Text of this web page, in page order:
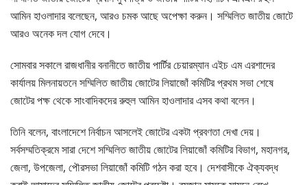
আমিন হাওলাদার বলেছেন, আরও চমক আছে অপেক্ষা করুন। সম্মিলিত জাতীয় জোটে
আরও অনেক দল যোগ দেবে।
সোমবার সকালে রাজধানীর বনানীতে জাতীয় পার্টির চেয়ারম্যান এইচ এম এরশাদের
কার্যালয় মিলনায়তনে সম্মিলিত জাতীয় জোটের লিয়াজোঁ কমিটির প্রথম সভা শেষে
জোটের পক্ষ থেকে সাংবাদিকদের রুহুল আমিন হাওলাদার এসব কথা বলেন।
তিনি বলেন, বাংলাদেশে নির্বাচন আসলেই জোটের একটা প্রবণতা দেখা দেয়।
সর্বসম্মতিক্রমে সারা দেশে সম্মিলিত জাতীয় জোটের লিয়াজোঁ কমিটির বিভাগ, মহানগর,
জেলা, উপজেলা, পৌরসভা লিয়াজোঁ কমিটি গঠন করা হবে। দেশবাসীকে ঐক্যবদ্ধ